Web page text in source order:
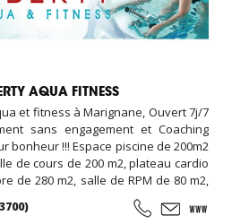
AQUA FITNESS
et fitness à Marignane, Ouvert 7j/7
sans engagement et Coaching
bonheur !!! Espace piscine de 200m2
de cours de 200 m2, plateau cardio
de 280 m2, salle de RPM de 80 m2,
de 120m2, espace garderie enfant
et détente avec billard et babyfoot